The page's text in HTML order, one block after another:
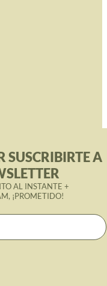
SUSCRIBIRTE A
AL INSTANTE +
¡PROMETIDO!